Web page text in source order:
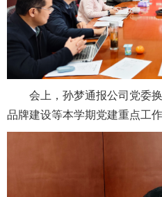
会上，孙梦通报公司党委换
品牌建设等本学期党建重点工作